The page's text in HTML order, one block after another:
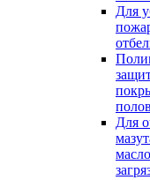
Для
полов
Для